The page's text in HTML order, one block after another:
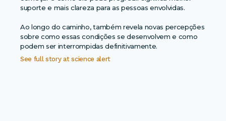
suporte e mais clareza para as pessoas envolvidas.
Ao longo do caminho, também revela novas percepções
sobre como essas condições se desenvolvem e como
podem ser interrompidas definitivamente.
See full story atscience alert